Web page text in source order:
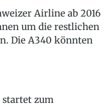
Airline ab 2016
um die restlichen
Die A340 könnten
startet zum